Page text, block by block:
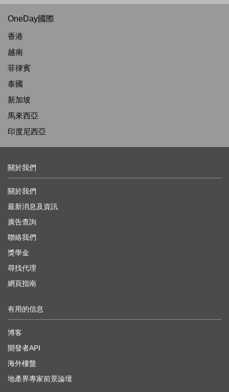
OneDay國際
香港
越南
菲律賓
泰國
新加坡
馬來西亞
印度尼西亞
關於我們
關於我們
最新消息及資訊
廣告查詢
聯絡我們
獎學金
尋找代理
網頁指南
有用的信息
博客
開發者API
海外樓盤
地產界專家前景論壇